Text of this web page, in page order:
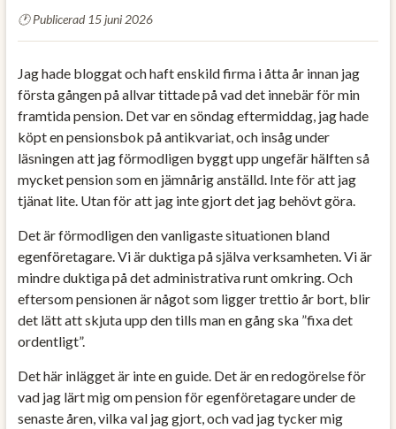
Publicerad 15 juni 2026
Jag hade bloggat och haft enskild firma i åtta år innan jag
första gången på allvar tittade på vad det innebär för min
framtida pension. Det var en söndag eftermiddag, jag hade
köpt en pensionsbok på antikvariat, och insåg under
läsningen att jag förmodligen byggt upp ungefär hälften så
mycket pension som en jämnårig anställd. Inte för att jag
tjänat lite. Utan för att jag inte gjort det jag behövt göra.
Det är förmodligen den vanligaste situationen bland
egenföretagare. Vi är duktiga på själva verksamheten. Vi är
mindre duktiga på det administrativa runt omkring. Och
eftersom pensionen är något som ligger trettio år bort, blir
det lätt att skjuta upp den tills man en gång ska ”fixa det
ordentligt”.
Det här inlägget är inte en guide. Det är en redogörelse för
vad jag lärt mig om pension för egenföretagare under de
senaste åren, vilka val jag gjort, och vad jag tycker mig